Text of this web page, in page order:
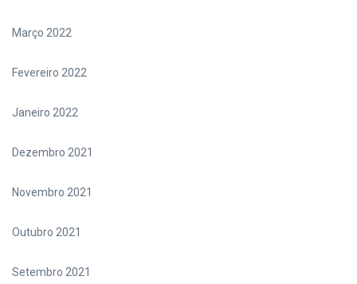
Março 2022
Fevereiro 2022
Janeiro 2022
Dezembro 2021
Novembro 2021
Outubro 2021
Setembro 2021